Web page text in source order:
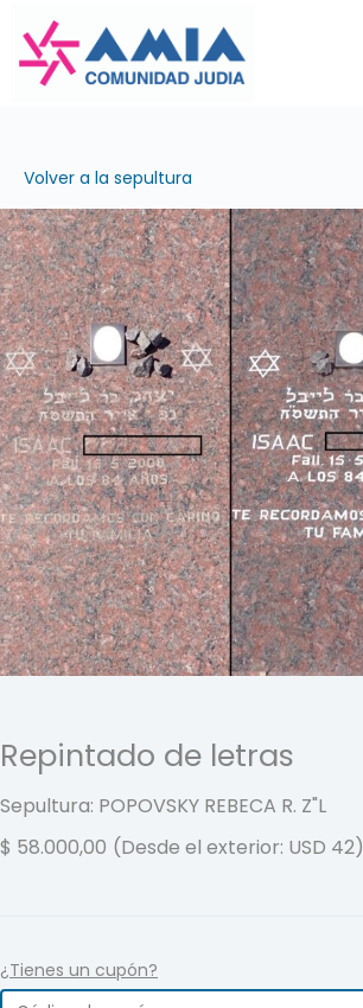
Saltar
contenido
Volver a la sepultura
Repintado de letras
Sepultura: POPOVSKY REBECA R. Z"L
$ 58.000,00 (Desde el exterior: USD 42)
¿Tienes un cupón?